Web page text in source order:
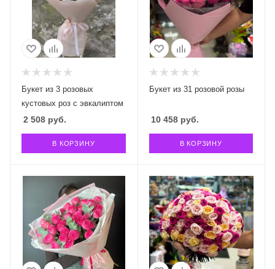
Букет из 3 розовых
кустовых роз с эвкалиптом
2 508 руб.
В КОРЗИНУ
Букет из 31 розовой розы
10 458руб.
В КОРЗИНУ